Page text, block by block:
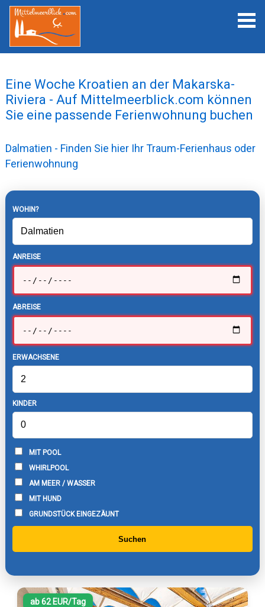
Eine Woche Kroatien an der Makarska-
Riviera - Auf Mittelmeerblick.com können
Sie eine passende Ferienwohnung buchen
Dalmatien - Finden Sie hier Ihr Traum-Ferienhaus oder
Ferienwohnung
WOHIN?
ANREISE
ABREISE
ERWACHSENE
KINDER
MIT POOL
WHIRLPOOL
AM MEER / WASSER
MIT HUND
GRUNDSTÜCK EINGEZÄUNT
Suchen
ab 62 EUR/Tag